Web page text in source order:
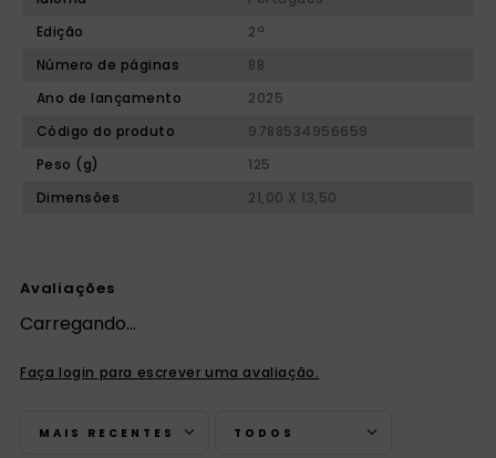
Edição
2ª
Número de páginas
88
Ano de lançamento
2025
Código do produto
9788534956659
Peso (g)
125
Dimensões
21,00 X 13,50
Avaliações
Carregando…
Faça login para escrever uma avaliação.
MAIS RECENTES TODOS